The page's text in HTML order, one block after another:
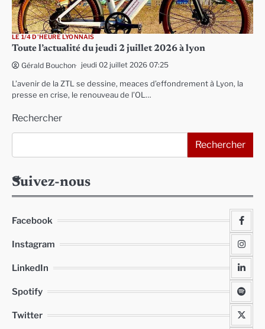
LE 1/4 D'HEURE LYONNAIS
Toute l’actualité du jeudi 2 juillet 2026 à lyon
Gérald Bouchon jeudi 02 juillet 2026 07:25
L’avenir de la ZTL se dessine, meaces d’effondrement à Lyon, la
presse en crise, le renouveau de l’OL…
Rechercher
Rechercher
Suivez-nous
Facebook
Instagram
LinkedIn
Spotify
Twitter